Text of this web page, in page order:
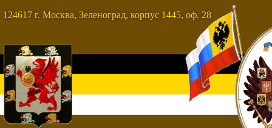
124617 г. Москва, Зеленоград, корпус 1445, оф. 28